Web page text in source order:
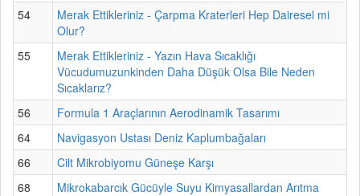
54
Merak Ettikleriniz - Çarpma Kraterleri Hep Dairesel mi
Olur?
55
Merak Ettikleriniz - Yazın Hava Sıcaklığı
Vücudumuzunkinden Daha Düşük Olsa Bile Neden
Sıcaklarız?
56
Formula 1 Araçlarının Aerodinamik Tasarımı
64
Navigasyon Ustası Deniz Kaplumbağaları
66
Cilt Mikrobiyomu Güneşe Karşı
68
Mikrokabarcık Gücüyle Suyu Kimyasallardan Arıtma